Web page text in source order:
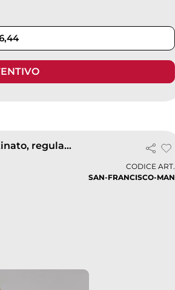
Polo San Francisco uomo, 100% cotone pettinato, regular fit
CODICE ART.
SAN-FRANCISCO-MAN